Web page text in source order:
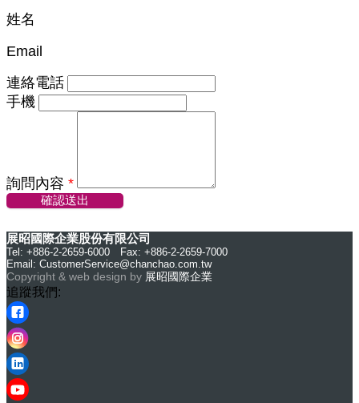
姓名
Email
連絡電話
手機
詢問內容 *
確認送出
展昭國際企業股份有限公司
Tel: +886-2-2659-6000 Fax: +886-2-2659-7000
Email: CustomerService@chanchao.com.tw
Copyright & web design by 展昭國際企業
追蹤我們: